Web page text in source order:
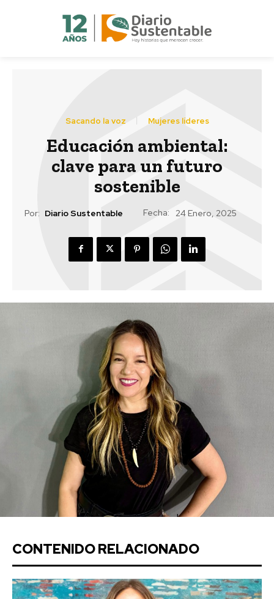
Sacando la voz Mujeres líderes
Educación ambiental:
clave para un futuro
sostenible
Por: Diario Sustentable Fecha: 24 Enero, 2025
CONTENIDO RELACIONADO